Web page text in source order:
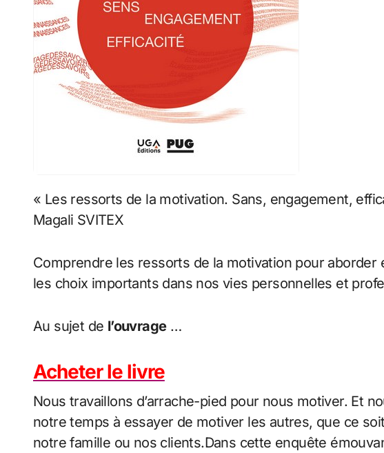
« Les ressorts de la motivation. Sans, engagement,
Magali SVITEX
Comprendre les ressorts de la motivation pour aborder
les choix importants dans nos vies personnelles et
Au sujet de l’ouvrage…
Acheter le livre
Nous travaillons d’arrache-pied pour nous motiver. Et
notre temps à essayer de motiver les autres, que ce
notre famille ou nos clients.Dans cette enquête